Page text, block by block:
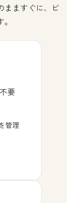
まますぐに、ビ
要
管理